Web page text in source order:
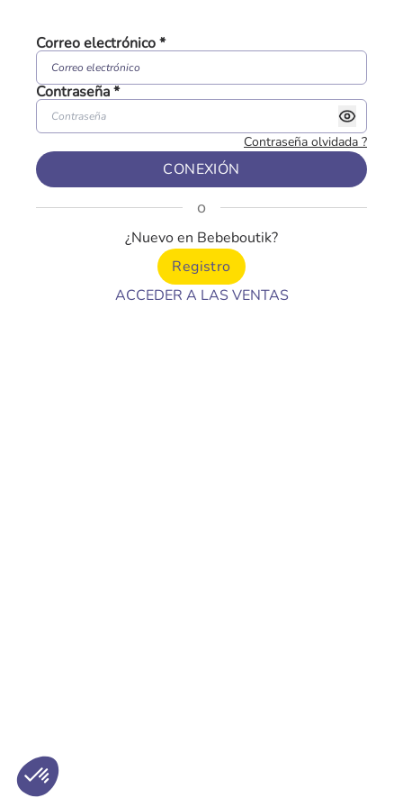
Correo electrónico*
Contraseña*
Contraseña olvidada ?
CONEXIÓN
o
¿Nuevo en Bebeboutik?
Registro
ACCEDER A LAS VENTAS